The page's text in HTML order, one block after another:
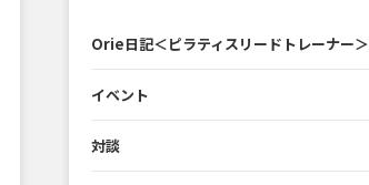
Orie日記＜ピラティスリードトレーナー＞
イベント
対談